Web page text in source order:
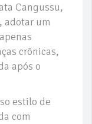
Cangussu,
adotar um
crônicas,
após o
estilo de
com